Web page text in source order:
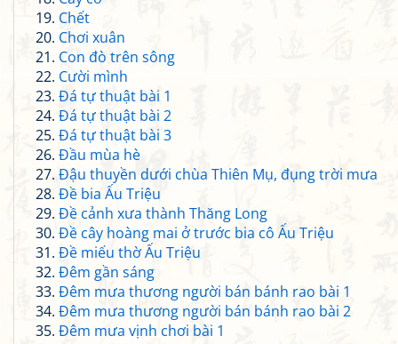
Chết
Chơi xuân
Con đò trên sông
Cười mình
Đá tự thuật bài 1
Đá tự thuật bài 2
Đá tự thuật bài 3
Đầu mùa hè
Đậu thuyền dưới chùa Thiên Mụ, đụng trời mưa
Đề bia Ấu Triệu
Đề cảnh xưa thành Thăng Long
Đề cây hoàng mai ở trước bia cô Ấu Triệu
Đề miếu thờ Ấu Triệu
Đêm gần sáng
Đêm mưa thương người bán bánh rao bài 1
Đêm mưa thương người bán bánh rao bài 2
Đêm mưa vịnh chơi bài 1